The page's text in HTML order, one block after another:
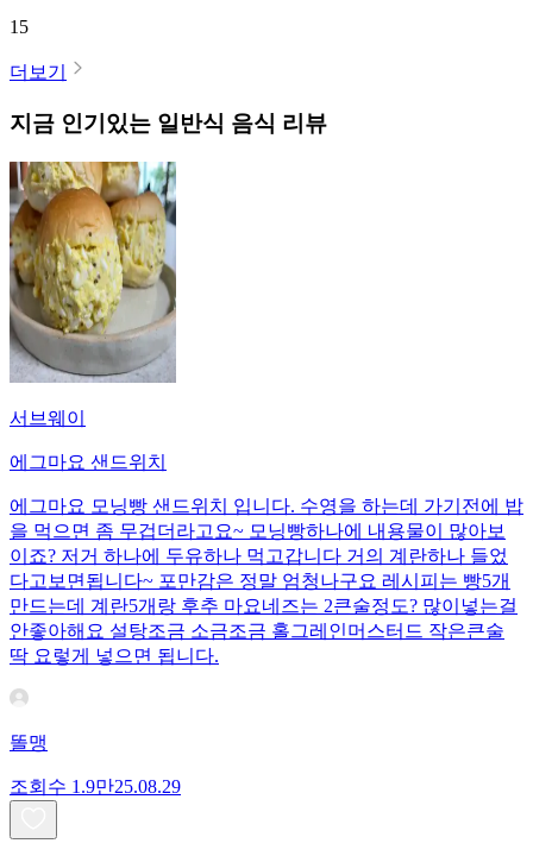
15
더보기
지금 인기있는 일반식 음식 리뷰
서브웨이
에그마요 샌드위치
에그마요 모닝빵 샌드위치 입니다. 수영을 하는데 가기전에 밥
을 먹으면 좀 무겁더라고요~ 모닝빵하나에 내용물이 많아보
이죠? 저거 하나에 두유하나 먹고갑니다 거의 계란하나 들었
다고보면됩니다~ 포만감은 정말 엄청나구요 레시피는 빵5개
만드는데 계란5개랑 후추 마요네즈는 2큰술정도? 많이넣는걸
안좋아해요 설탕조금 소금조금 홀그레인머스터드 작은큰술
딱 요렇게 넣으면 됩니다.
똘맹
조회수 1.9만25.08.29